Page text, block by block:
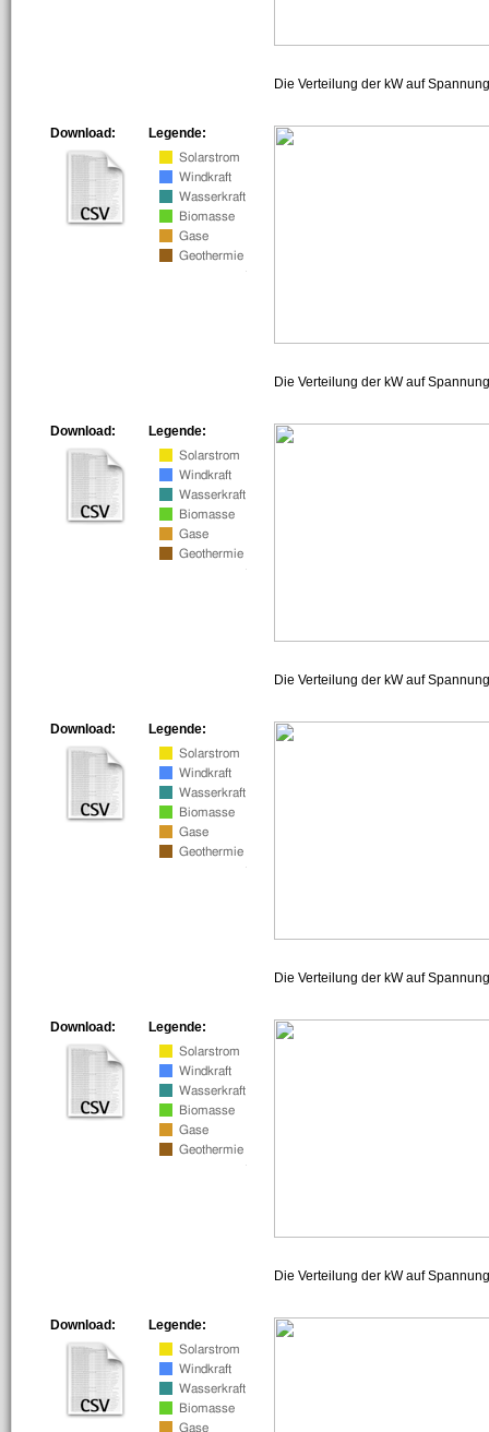
Die Verteilung der kW auf
Legende:
Download:
Die Verteilung der kW auf
Legende:
Download:
Die Verteilung der kW auf
Legende:
Download:
Die Verteilung der kW auf
Legende:
Download:
Die Verteilung der kW auf
Legende:
Download: